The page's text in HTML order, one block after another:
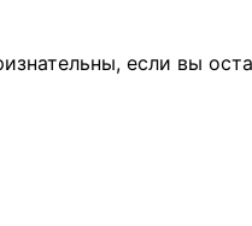
если вы